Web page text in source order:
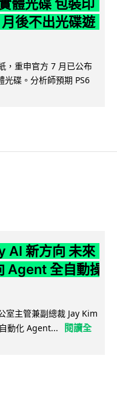
體光碟 包裝印
後不出光碟遊
，重申官方 7 月已公布
光碟。分析師預期 PS6
AI 新方向 未來
Agent 全自動操
室主管兼副總裁 Jay Kim
動化 Agent...
閱讀全